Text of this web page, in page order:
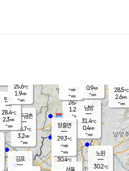
양주
28.6℃
1.2
-mm
파주금촌
28.7℃
3.2m/s
-mm
28.5℃
2.6m/s
-mm
탄현
28.4℃
2.3m/s
-mm
김포
은평
30.4℃
2.1 m/s
노원
30.2℃
남방
31.4℃
0.4m/s
-mm
장흥면
29.3℃
-m/s
-mm
-m/s
-mm
서울
25.6℃
1.9m/s
-mm
0.9m/s
-mm